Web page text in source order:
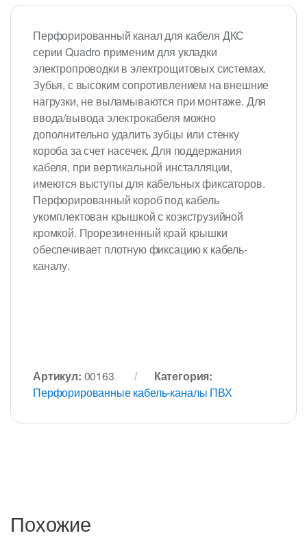
Перфорированный канал для кабеля ДКС
серии Quadro применим для укладки
электропроводки в электрощитовых системах.
Зубья, с высоким сопротивлением на внешние
нагрузки, не выламываются при монтаже. Для
ввода/вывода электрокабеля можно
дополнительно удалить зубцы или стенку
короба за счет насечек. Для поддержания
кабеля, при вертикальной инсталляции,
имеются выступы для кабельных фиксаторов.
Перфорированный короб под кабель
укомплектован крышкой с коэкструзийной
кромкой. Прорезиненный край крышки
обеспечивает плотную фиксацию к кабель-
каналу.
Артикул: 00163
Категория:
Перфорированные кабель-каналы ПВХ
Похожие